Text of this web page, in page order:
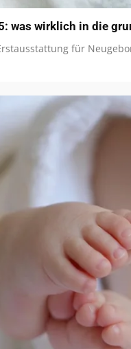
was wirklich in die
für